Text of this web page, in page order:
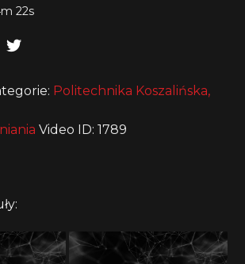
22s
Politechnika Koszalińska,
Video ID: 1789